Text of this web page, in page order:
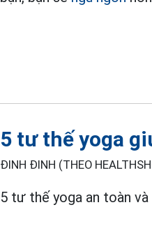
5 tư thế yoga
ĐINH ĐINH (THEO
5 tư thế yoga an toàn